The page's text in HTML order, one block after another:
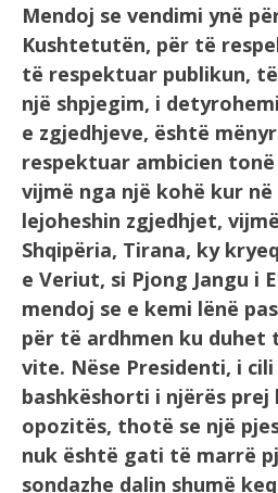
Mendoj se vendimi ynë
Kushtetutën, për të
të respektuar publikun,
një shpjegim, i
e zgjedhjeve, është
respektuar ambicien
vijmë nga një kohë kur
lejoheshin zgjedhjet,
Shqipëria, Tirana, ky
e Veriut, si Pjong Jangu i
mendoj se e kemi lënë
për të ardhmen ku duhet
vite. Nëse Presidenti, i
bashkëshorti i njërës prej
opozitës, thotë se një
nuk është gati të marrë
sondazhe dalin shumë